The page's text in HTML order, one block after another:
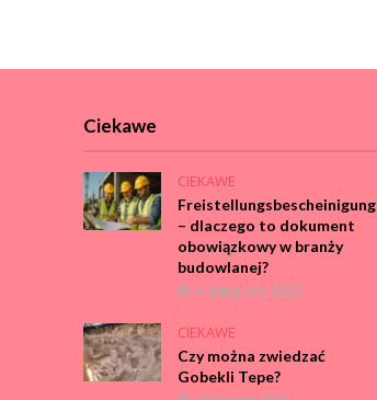
Ciekawe
CIEKAWE
Freistellungsbescheinigung
– dlaczego to dokument
obowiązkowy w branży
budowlanej?
4 listopada 2025
CIEKAWE
Czy można zwiedzać
Gobekli Tepe?